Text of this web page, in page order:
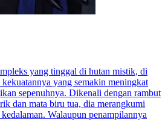
yang tinggal di hutan mistik, di
yang semakin meningkat
sepenuhnya. Dikenali dengan rambut
dan mata biru tua, dia merangkumi
Walaupun penampilannya